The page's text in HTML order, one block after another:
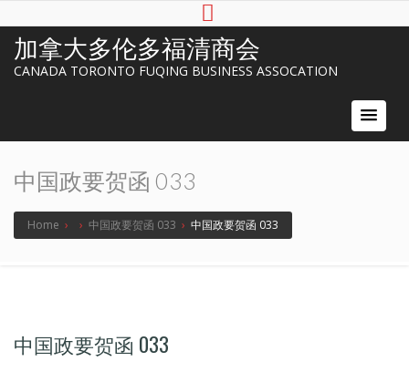
加拿大多伦多福清商会
CANADA TORONTO FUQING BUSINESS ASSOCATION
中国政要贺函 033
Home › › 中国政要贺函 033 › 中国政要贺函 033
中国政要贺函 033